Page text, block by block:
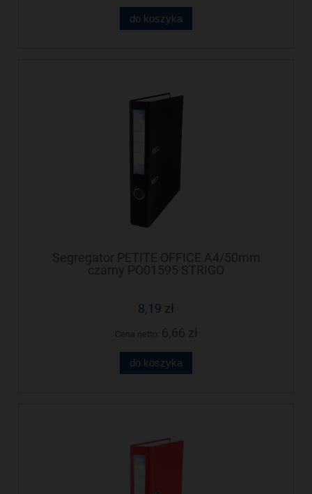
do koszyka
Segregator PETITE OFFICE A4/50mm
czarny PO01595 STRIGO
8,19 zł
do koszyka